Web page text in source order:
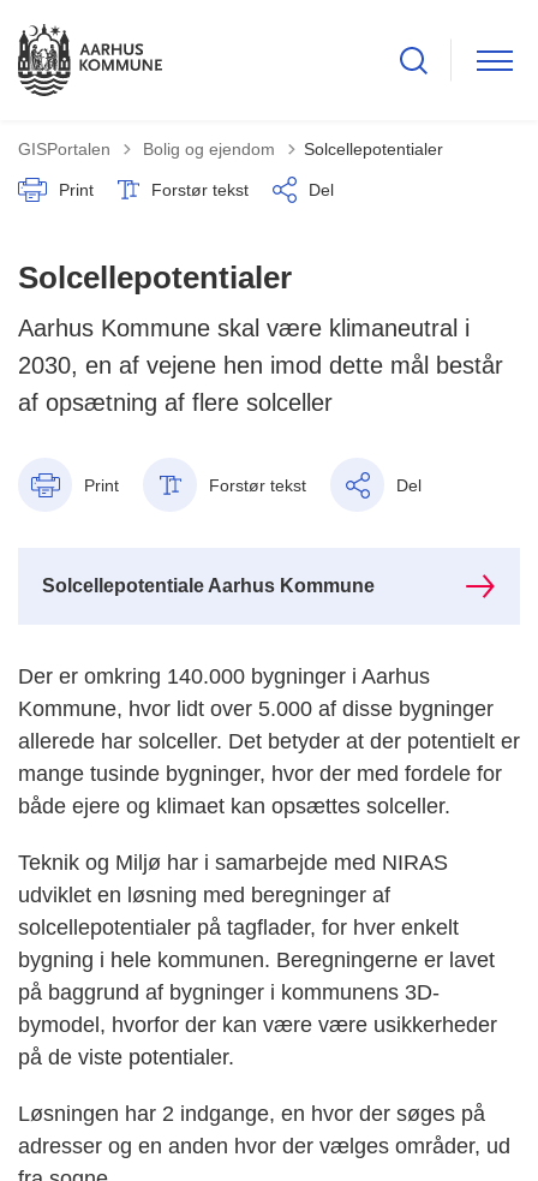
GISPortalen Tilbage til
Bolig og ejendom Solcellepotentialer
Print Forstør tekst Del
Solcellepotentialer
Aarhus Kommune skal være klimaneutral i
2030, en af vejene hen imod dette mål består
af opsætning af flere solceller
Print Forstør tekst Del
Solcellepotentiale Aarhus Kommune
Der er omkring 140.000 bygninger i Aarhus
Kommune, hvor lidt over 5.000 af disse bygninger
allerede har solceller. Det betyder at der potentielt er
mange tusinde bygninger, hvor der med fordele for
både ejere og klimaet kan opsættes solceller.
Teknik og Miljø har i samarbejde med NIRAS
udviklet en løsning med beregninger af
solcellepotentialer på tagflader, for hver enkelt
bygning i hele kommunen. Beregningerne er lavet
på baggrund af bygninger i kommunens 3D-
bymodel, hvorfor der kan være være usikkerheder
på de viste potentialer.
Løsningen har 2 indgange, en hvor der søges på
adresser og en anden hvor der vælges områder, ud